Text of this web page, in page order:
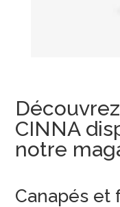
CINNA
notre
Canapés et